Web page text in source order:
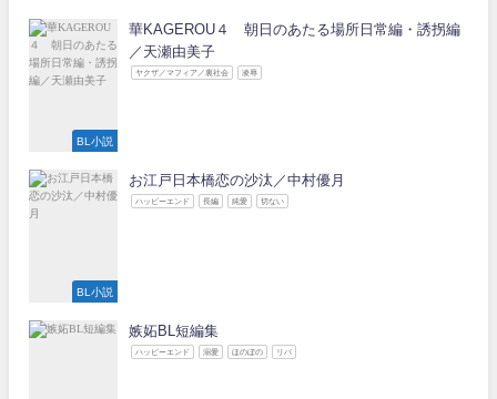
BL小説
華KAGEROU４ 朝日のあたる場所日常編・誘拐編
／天瀬由美子
ヤクザ／マフィア／裏社会 凌辱
BL小説
お江戸日本橋恋の沙汰／中村優月
ハッピーエンド 長編 純愛 切ない
嫉妬BL短編集
ハッピーエンド 溺愛 ほのぼの リバ